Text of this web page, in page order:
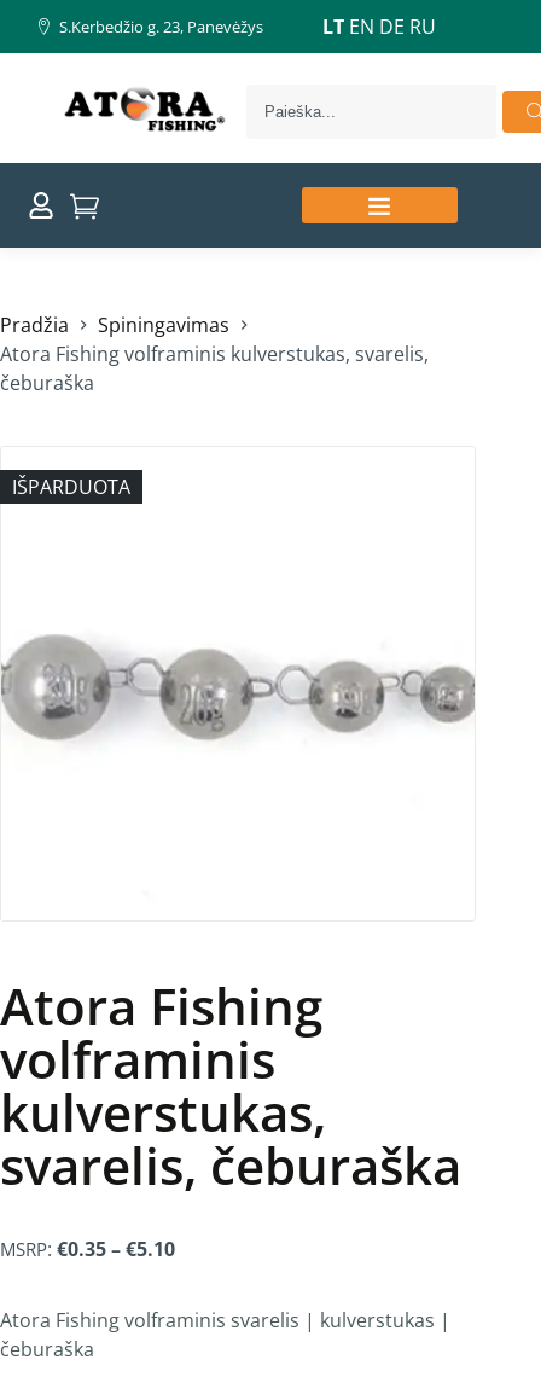
S.Kerbedžio g. 23, Panevėžys LT EN DE RU
Pradžia
Spiningavimas
Atora Fishing volframinis kulverstukas, svarelis,
čeburaška
IŠPARDUOTA
Atora Fishing
volframinis
kulverstukas,
svarelis, čeburaška
MSRP: €0.35–€5.10
Atora Fishing volframinis svarelis | kulverstukas |
čeburaška